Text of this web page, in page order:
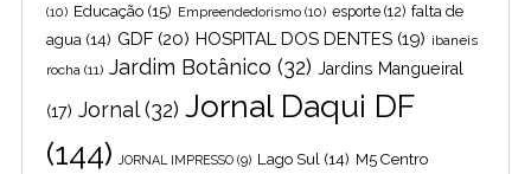
(10) Educação (15) Empreendedorismo (10) esporte (12) falta de
agua (14) GDF (20) HOSPITAL DOS DENTES (19) ibaneis
rocha (11) Jardim Botânico (32) Jardins Mangueiral
(17) Jornal(32) Jornal Daqui DF
(144) JORNAL IMPRESSO (9) Lago Sul (14) M5 Centro